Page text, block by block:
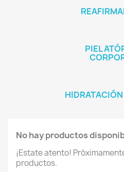
PIEL
No hay productos
¡Estate atento!
productos.